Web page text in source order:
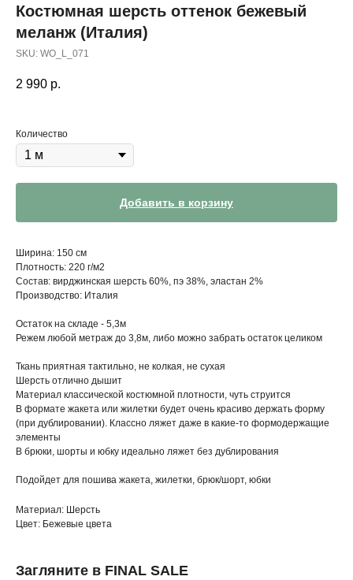
Костюмная шерсть оттенок бежевый
меланж (Италия)
SKU: WO_L_071
2 990 р.
Количество
Добавить в корзину
Ширина: 150 см
Плотность: 220 г/м2
Состав: вирджинская шерсть 60%, пэ 38%, эластан 2%
Производство: Италия
Остаток на складе - 5,3м
Режем любой метраж до 3,8м, либо можно забрать остаток целиком
Ткань приятная тактильно, не колкая, не сухая
Шерсть отлично дышит
Материал классической костюмной плотности, чуть струится
В формате жакета или жилетки будет очень красиво держать форму
(при дублировании). Классно ляжет даже в какие-то формодержащие
элементы
В брюки, шорты и юбку идеально ляжет без дублирования
Подойдет для пошива жакета, жилетки, брюк/шорт, юбки
Материал: Шерсть
Цвет: Бежевые цвета
Загляните в FINAL SALE